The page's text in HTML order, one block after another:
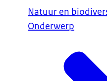
Natuur en
Onderwerp